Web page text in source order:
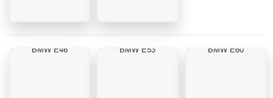
BMW E46 BMW E53 BMW E60